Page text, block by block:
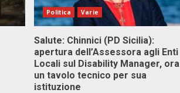
Politica Varie
Salute: Chinnici (PD Sicilia):
apertura dell’Assessora agli Enti
Locali sul Disability Manager, ora
un tavolo tecnico per sua
istituzione